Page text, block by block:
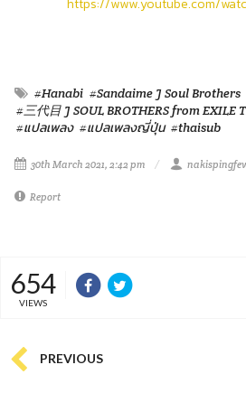
#Hanabi #Sandaime J Soul Brothers
#三代目 J SOUL BROTHERS from EXILE
#แปลเพลง #แปลเพลงญี่ปุ่น #thaisub
30th March 2021, 2:42 pm
Report
654
VIEWS
PREVIOUS